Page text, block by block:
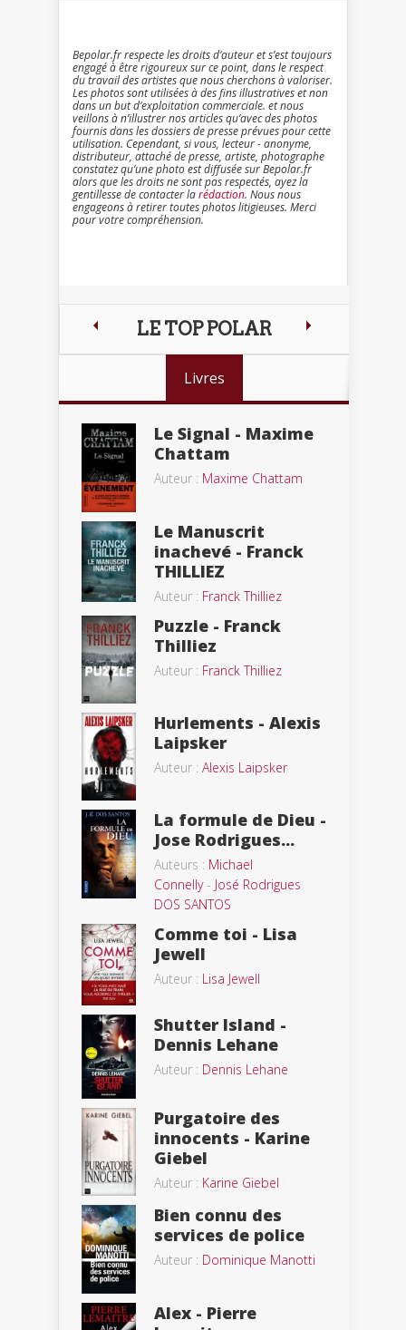
Bepolar.fr respecte les droits d’auteur et s’est toujours
engagé à être rigoureux sur ce point, dans le respect
du travail des artistes que nous cherchons à valoriser.
Les photos sont utilisées à des fins illustratives et non
dans un but d’exploitation commerciale. et nous
veillons à n’illustrer nos articles qu’avec des photos
fournis dans les dossiers de presse prévues pour cette
utilisation. Cependant, si vous, lecteur - anonyme,
distributeur, attaché de presse, artiste, photographe
constatez qu’une photo est diffusée sur Bepolar.fr
alors que les droits ne sont pas respectés, ayez la
gentillesse de contacter larédaction. Nous nous
engageons à retirer toutes photos litigieuses. Merci
pour votre compréhension.
LE TOP POLAR
Livres
Le Signal - Maxime
Chattam
Auteur : Maxime Chattam
Le Manuscrit
inachevé - Franck
THILLIEZ
Auteur : Franck Thilliez
Puzzle - Franck
Thilliez
Auteur : Franck Thilliez
Hurlements - Alexis
Laipsker
Auteur : Alexis Laipsker
La formule de Dieu -
Jose Rodrigues...
Auteurs : Michael
Connelly- José Rodrigues
DOS SANTOS
Comme toi - Lisa
Jewell
Auteur : Lisa Jewell
Shutter Island -
Dennis Lehane
Auteur : Dennis Lehane
Purgatoire des
innocents - Karine
Giebel
Auteur : Karine Giebel
Bien connu des
services de police
Auteur : Dominique Manotti
Alex - Pierre